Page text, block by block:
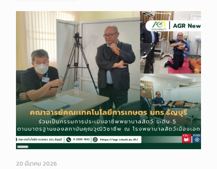
Long
Description
20 มีนาคม 2026